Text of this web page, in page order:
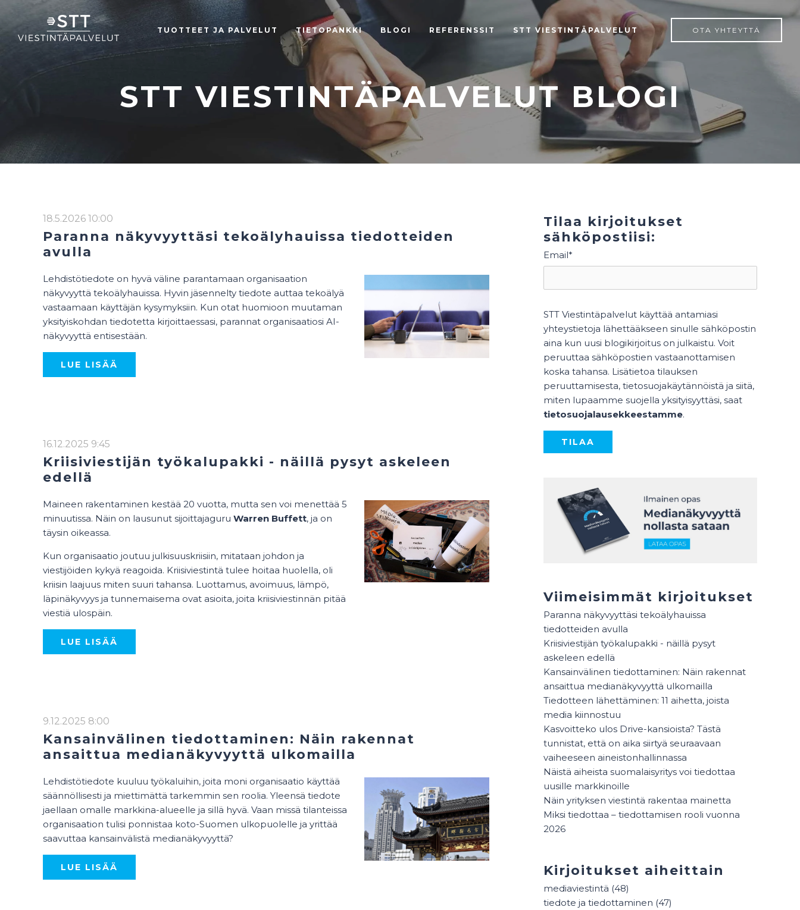
TUOTTEET JA PALVELUT TIETOPANKKI BLOGI REFERENSSIT STT VIESTINTÄPALVELUT OTA YHTEYTTÄ
STT VIESTINTÄPALVELUT BLOGI
18.5.2026 10:00
Paranna näkyvyyttäsi tekoälyhauissa tiedotteiden
avulla
Lehdistötiedote on hyvä väline parantamaan organisaation
näkyvyyttä tekoälyhauissa. Hyvin jäsennelty tiedote auttaa tekoälyä
vastaamaan käyttäjän kysymyksiin. Kun otat huomioon muutaman
yksityiskohdan tiedotetta kirjoittaessasi, parannat organisaatiosi AI-
näkyvyyttä entisestään.
LUE LISÄÄ
16.12.2025 9:45
Kriisiviestijän työkalupakki - näillä pysyt askeleen
edellä
Maineen rakentaminen kestää 20 vuotta, mutta sen voi menettää 5
minuutissa. Näin on lausunut sijoittajaguru Warren Buffett, ja on
täysin oikeassa.
Kun organisaatio joutuu julkisuuskriisiin, mitataan johdon ja
viestijöiden kykyä reagoida. Kriisiviestintä tulee hoitaa huolella, oli
kriisin laajuus miten suuri tahansa. Luottamus, avoimuus, lämpö,
läpinäkyvyys ja tunnemaisema ovat asioita, joita kriisiviestinnän pitää
viestiä ulospäin.
LUE LISÄÄ
9.12.2025 8:00
Kansainvälinen tiedottaminen: Näin rakennat
ansaittua medianäkyvyyttä ulkomailla
Lehdistötiedote kuuluu työkaluihin, joita moni organisaatio käyttää
säännöllisesti ja miettimättä tarkemmin sen roolia. Yleensä tiedote
jaellaan omalle markkina-alueelle ja sillä hyvä. Vaan missä tilanteissa
organisaation tulisi ponnistaa koto-Suomen ulkopuolelle ja yrittää
saavuttaa kansainvälistä medianäkyvyyttä?
LUE LISÄÄ
Tilaa kirjoitukset
sähköpostiisi:
Email*
STT Viestintäpalvelut käyttää antamiasi
yhteystietoja lähettääkseen sinulle sähköpostin
aina kun uusi blogikirjoitus on julkaistu. Voit
peruuttaa sähköpostien vastaanottamisen
koska tahansa. Lisätietoa tilauksen
peruuttamisesta, tietosuojakäytännöistä ja siitä,
miten lupaamme suojella yksityisyyttäsi, saat
tietosuojalausekkeestamme.
Viimeisimmät kirjoitukset
Paranna näkyvyyttäsi tekoälyhauissa
tiedotteiden avulla
Kriisiviestijän työkalupakki - näillä pysyt
askeleen edellä
Kansainvälinen tiedottaminen: Näin rakennat
ansaittua medianäkyvyyttä ulkomailla
Tiedotteen lähettäminen: 11 aihetta, joista
media kiinnostuu
Kasvoitteko ulos Drive-kansioista? Tästä
tunnistat, että on aika siirtyä seuraavaan
vaiheeseen aineistonhallinnassa
Näistä aiheista suomalaisyritys voi tiedottaa
uusille markkinoille
Näin yrityksen viestintä rakentaa mainetta
Miksi tiedottaa – tiedottamisen rooli vuonna
2026
Kirjoitukset aiheittain
mediaviestintä (48)
tiedote ja tiedottaminen (47)